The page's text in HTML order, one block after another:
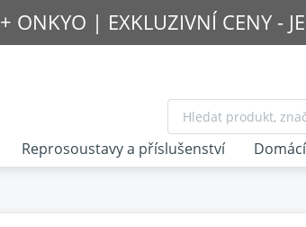
+ ONKYO | EXKLUZIVNÍ CENY -
Reprosoustavy a příslušenství